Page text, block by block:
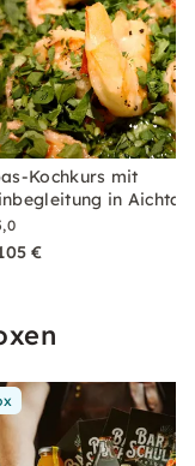
Kochkurs mit
in Aichtal
€